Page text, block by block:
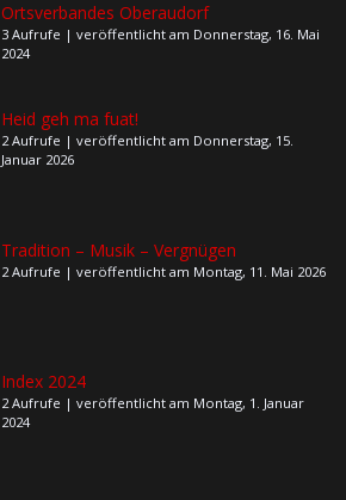
Ortsverbandes Oberaudorf
3 Aufrufe |veröffentlicht am Donnerstag, 16. Mai
2024
Heid geh ma fuat!
2 Aufrufe |veröffentlicht am Donnerstag, 15.
Januar 2026
Tradition – Musik – Vergnügen
2 Aufrufe |veröffentlicht am Montag, 11. Mai 2026
Index 2024
2 Aufrufe |veröffentlicht am Montag, 1. Januar
2024